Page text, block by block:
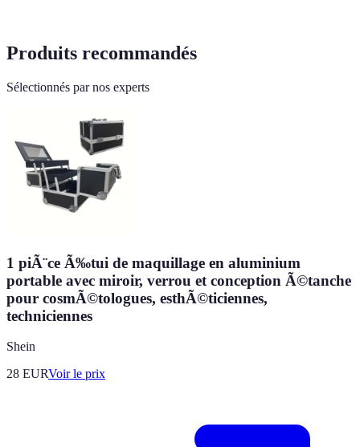
Produits recommandés
Sélectionnés par nos experts
1 piÃ¨ce Ã‰tui de maquillage en aluminium
portable avec miroir, verrou et conception Ã©tanche
pour cosmÃ©tologues, esthÃ©ticiennes,
techniciennes
Shein
28 EURVoir le prix